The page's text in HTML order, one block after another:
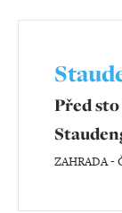
Před
ZAHRADA-